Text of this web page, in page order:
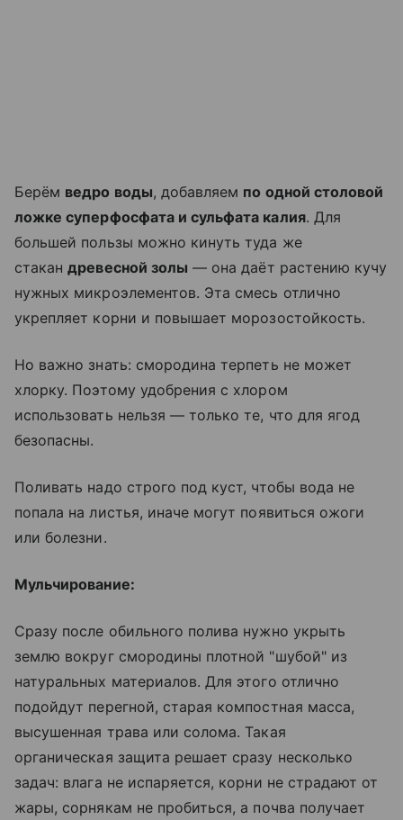
Берём ведро воды, добавляем по одной столовой
ложке суперфосфата и сульфата калия. Для
большей пользы можно кинуть туда же
стакандревесной золы — она даёт растению кучу
нужных микроэлементов. Эта смесь отлично
укрепляет корни и повышает морозостойкость.
Но важно знать: смородина терпеть не может
хлорку. Поэтому удобрения с хлором
использовать нельзя — только те, что для ягод
безопасны.
Поливать надо строго под куст, чтобы вода не
попала на листья, иначе могут появиться ожоги
или болезни.
Мульчирование:
Сразу после обильного полива нужно укрыть
землю вокруг смородины плотной "шубой" из
натуральных материалов. Для этого отлично
подойдут перегной, старая компостная масса,
высушенная трава или солома. Такая
органическая защита решает сразу несколько
задач: влага не испаряется, корни не страдают от
жары, сорнякам не пробиться, а почва получает